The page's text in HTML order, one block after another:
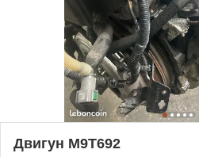
Двигун M9T692